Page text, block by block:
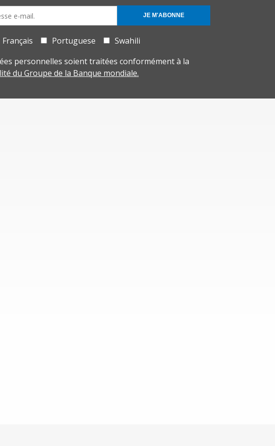
Français Portuguese
Swahili
personnelles soient traitées conformément à la
du Groupe de la Banque mondiale.
JE M'ABONNE